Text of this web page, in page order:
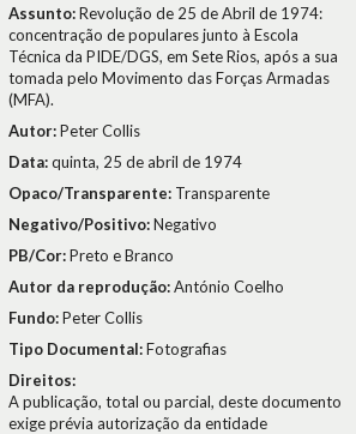
Assunto:Revolução de 25 de Abril de 1974:
concentração de populares junto à Escola
Técnica da PIDE/DGS, em Sete Rios, após a sua
tomada pelo Movimento das Forças Armadas
(MFA).
Autor:Peter Collis
Data:quinta, 25 de abril de 1974
Opaco/Transparente: Transparente
Negativo/Positivo:Negativo
PB/Cor:Preto e Branco
Autor da reprodução:António Coelho
Fundo:Peter Collis
Tipo Documental:Fotografias
Direitos:
A publicação, total ou parcial, deste documento
exige prévia autorização da entidade